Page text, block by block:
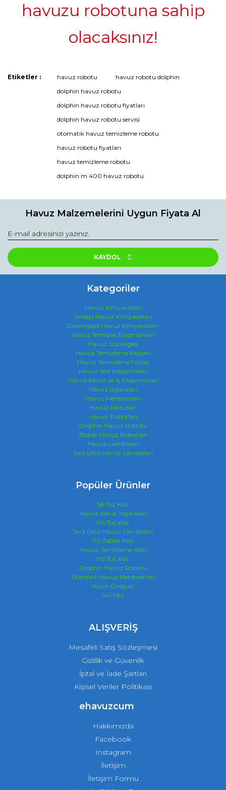
havuzu robotuna sahip
olacaksınız!
Bu ürüne ilk yorumu siz yapın!
Yorum Yaz
Bu ürünün fiyat bilgisi, resim, ürün açıklamalarında ve diğer
kullanarak tarafımıza iletebilirsiniz.
Görüş ve önerileriniz için teşekkür ederiz.
Etiketler : havuz robotu
havuz robotu dolphin
dolphin havuz robotu
dolphin havuz robotu fiyatları
dolphin havuz robotu servisi
otomatik havuz temizleme robotu
havuz robotu fiyatları
havuz temizleme robotu
dolphin m 400 havuz robotu
Havuz Malzemelerini Uygun Fiyata Al
KAYDOL
Kategoriler
Havuz Kimyasalları
Sinada Havuz Kimyasalları
Dreampool Havuz Kimyasalları
Havuz Temizlik Ekipmanları
Havuz Süpürgesi
Havuz Temizleme Kepçesi
Havuz Temizleme Fırçası
Havuz Test Malzemeleri
Havuz Kenar ve İç Ekipmanları
Havuz Izgaraları
Havuz Merdivenleri
Havuz Nozulları
Havuz Robotları
Dolphin Havuz Robotu
Zodiac Havuz Robotları
Havuz Lambaları
Sıva Üstü Havuz Lambaları
Popüler Ürünler
56 Toz Klor
Havuz Kenar Izgaraları
90 Toz Klor
Sıva Üstü Havuz Lambaları
90 Tablet Klor
Havuz Temizleme Asiti
90 Toz Klor
Dolphin Havuz Robotu
Standart Havuz Merdivenleri
Yosun Önleyici
Sıvı Klor
ALIŞVERİŞ
Mesafeli Satış Sözleşmesi
Gizlilik ve Güvenlik
İptal ve İade Şartları
Kişisel Veriler Politikası
ehavuzcum
Hakkımızda
Facebook
Instagram
İletişim
İletişim Formu